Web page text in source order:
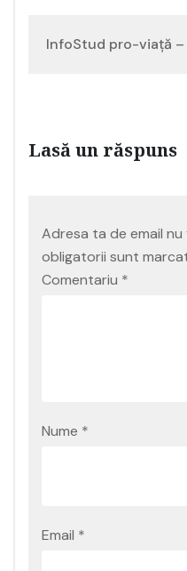
InfoStud pro-viață
Lasă un răspuns
Adresa ta de email
obligatorii sunt
Comentariu *
Nume *
Email *